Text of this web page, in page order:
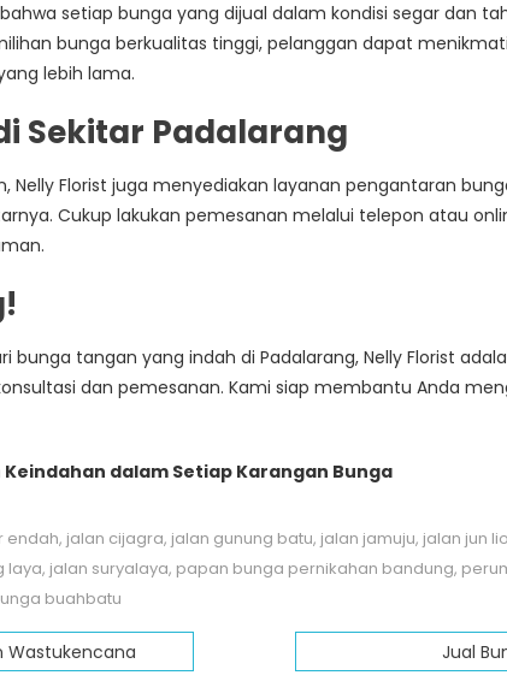
setiap bunga yang dijual dalam kondisi segar dan
bunga berkualitas tinggi, pelanggan dapat
lebih lama.
Sekitar Padalarang
Nelly Florist juga menyediakan layanan pengantaran
Cukup lakukan pemesanan melalui telepon atau
bunga tangan yang indah di Padalarang, Nelly Florist
dan pemesanan. Kami siap membantu Anda
dalam Setiap Karangan Bunga
endah, jalan cijagra, jalan gunung batu, jalan jamuju, jalan jun
laya, jalan suryalaya, papan bunga pernikahan bandung,
buahbatu
Wastukencana Jual